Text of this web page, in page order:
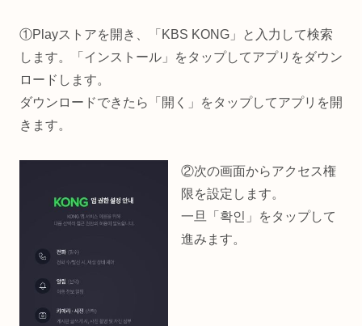
①Playストアを開き、「KBS KONG」と入力して検索
します。「インストール」をタップしてアプリをダウン
ロードします。
ダウンロードできたら「開く」をタップしてアプリを開
きます。
②次の画面からアクセス権
限を設定します。
一旦「확인」をタップして
進みます。